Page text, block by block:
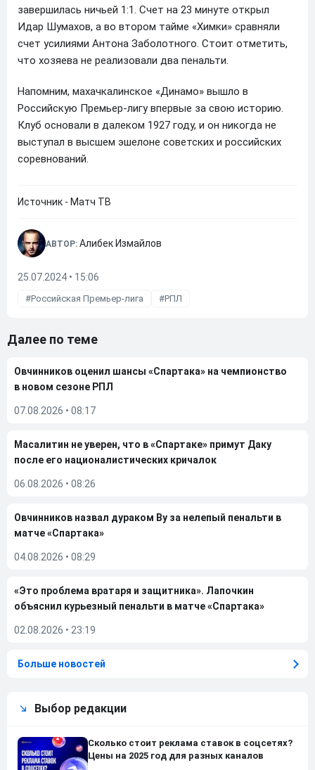
завершилась ничьей 1:1. Счет на 23 минуте открыл
Идар Шумахов, а во втором тайме «Химки» сравняли
счет усилиями Антона Заболотного. Стоит отметить,
что хозяева не реализовали два пенальти.
Напомним, махачкалинское «Динамо» вышло в
Российскую Премьер-лигу впервые за свою историю.
Клуб основали в далеком 1927 году, и он никогда не
выступал в высшем эшелоне советских и российских
соревнований.
Источник - Матч ТВ
АВТОР: Алибек Измайлов
25.07.2024 • 15:06
Российская Премьер-лига РПЛ
Далее по теме
Овчинников оценил шансы «Спартака» на чемпионство
в новом сезоне РПЛ
07.08.2026 • 08:17
Масалитин не уверен, что в «Спартаке» примут Даку
после его националистических кричалок
06.08.2026 • 08:26
Овчинников назвал дураком Ву за нелепый пенальти в
матче «Спартака»
04.08.2026 • 08:29
«Это проблема вратаря и защитника». Лапочкин
объяснил курьезный пенальти в матче «Спартака»
02.08.2026 • 23:19
Больше новостей
Выбор редакции
Сколько стоит реклама ставок в соцсетях?
Цены на 2025 год для разных каналов